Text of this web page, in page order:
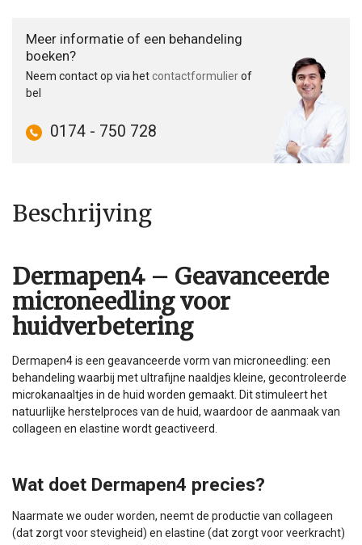
Meer informatie of een behandeling
boeken?
Neem contact op via hetcontactformulierof
bel
0174 - 750 728
Beschrijving
Dermapen4 – Geavanceerde
microneedling voor
huidverbetering
Dermapen4 is een geavanceerde vorm van microneedling: een
behandeling waarbij met ultrafijne naaldjes kleine, gecontroleerde
microkanaaltjes in de huid worden gemaakt. Dit stimuleert het
natuurlijke herstelproces van de huid, waardoor de aanmaak van
collageen en elastine wordt geactiveerd.
Wat doet Dermapen4 precies?
Naarmate we ouder worden, neemt de productie van collageen
(dat zorgt voor stevigheid) en elastine (dat zorgt voor veerkracht)